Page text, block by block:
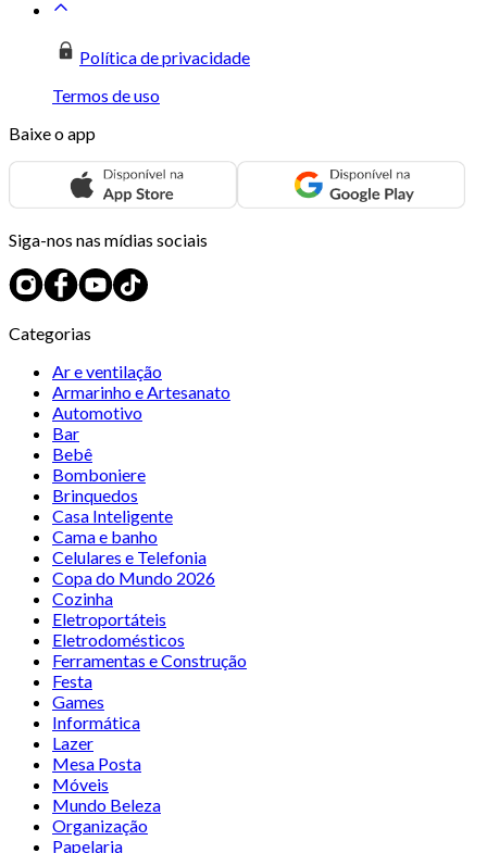
Política de privacidade
Termos de uso
Baixe o app
Siga-nos nas mídias sociais
Categorias
Ar e ventilação
Armarinho e Artesanato
Automotivo
Bar
Bebê
Bomboniere
Brinquedos
Casa Inteligente
Cama e banho
Celulares e Telefonia
Copa do Mundo 2026
Cozinha
Eletroportáteis
Eletrodomésticos
Ferramentas e Construção
Festa
Games
Informática
Lazer
Mesa Posta
Móveis
Mundo Beleza
Organização
Papelaria